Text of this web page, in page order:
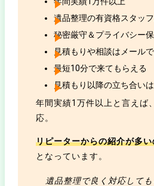
遺品整理の有資格スタッ
秘密厳守＆プライバシー
見積もりや相談はメール
最短10分で来てもらえる
見積もり以降の立ち合い
年間実績1万件以上と言えば
応。
リピーターからの紹介が多
となっています。
遺品整理で良く対応して